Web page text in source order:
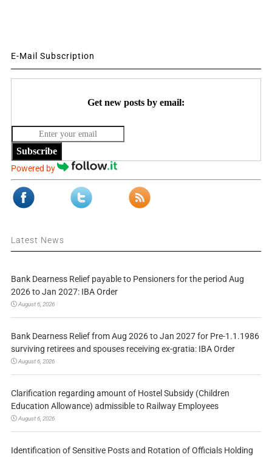
E-Mail Subscription
Get new posts by email:
Subscribe
Powered by
Latest News
Bank Dearness Relief payable to Pensioners for the period Aug
2026 to Jan 2027: IBA Order
August 6, 2026
Bank Dearness Relief from Aug 2026 to Jan 2027 for Pre-1.1.1986
surviving retirees and spouses receiving ex-gratia: IBA Order
August 6, 2026
Clarification regarding amount of Hostel Subsidy (Children
Education Allowance) admissible to Railway Employees
August 6, 2026
Identification of Sensitive Posts and Rotation of Officials Holding